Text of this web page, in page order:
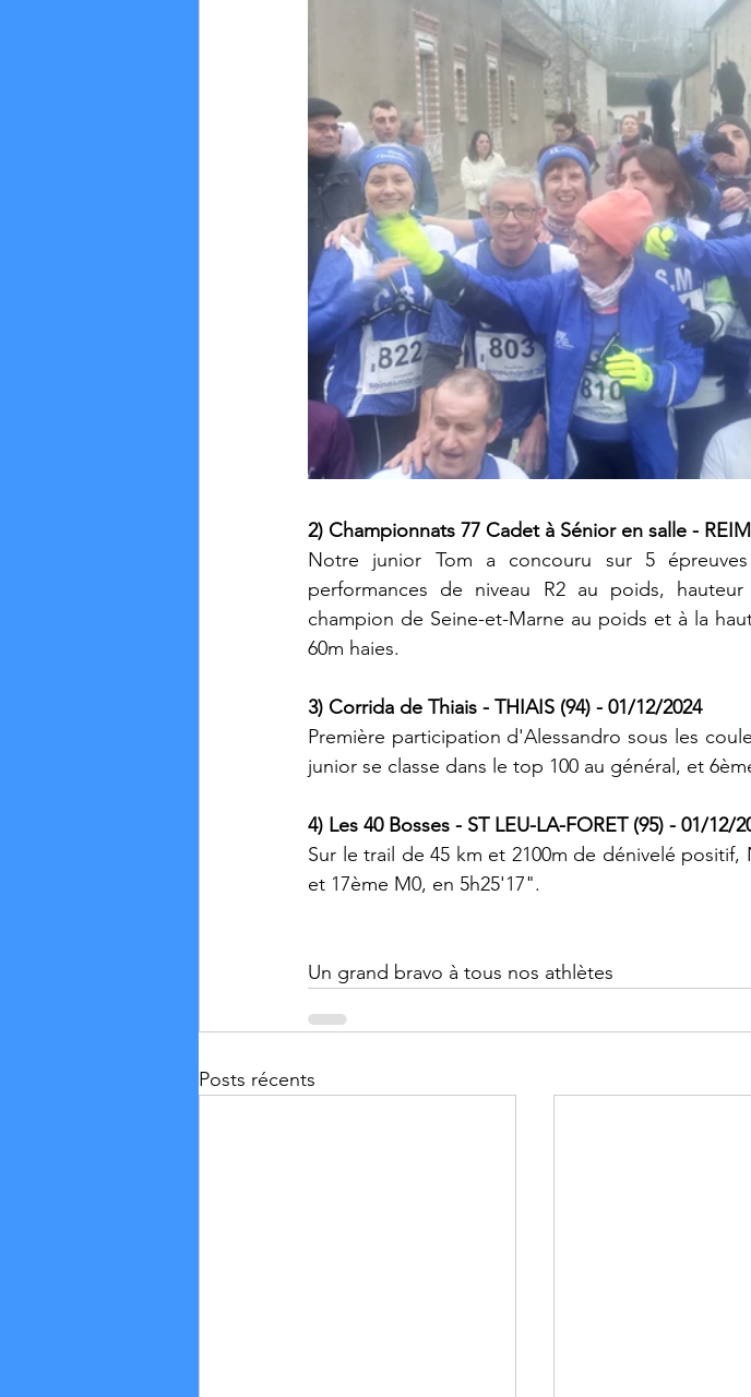
2) Championnats 77 Cadet à Sénior en salle -
Notre junior Tom a concouru sur 5
performances de niveau R2 au poids,
champion de Seine-et-Marne au poids et à la
60m haies.
3) Corrida de Thiais - THIAIS (94) - 01/12/2024
Première participation d'Alessandro sous les
junior se classe dans le top 100 au général, et
4) Les 40 Bosses - ST LEU-LA-FORET (95) - 01/12/
Sur le trail de 45 km et 2100m de dénivelé
et 17ème M0, en 5h25'17".
Un grand bravo à tous nos athlètes
Posts récents